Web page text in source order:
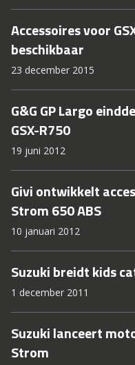
Accessoires voor
beschikbaar
23 december 2015
G&G GP Largo
GSX-R750
19 juni 2012
Givi ontwikkelt
Strom 650 ABS
10 januari 2012
Suzuki breidt kids
1 december 2011
Suzuki lanceert
Strom